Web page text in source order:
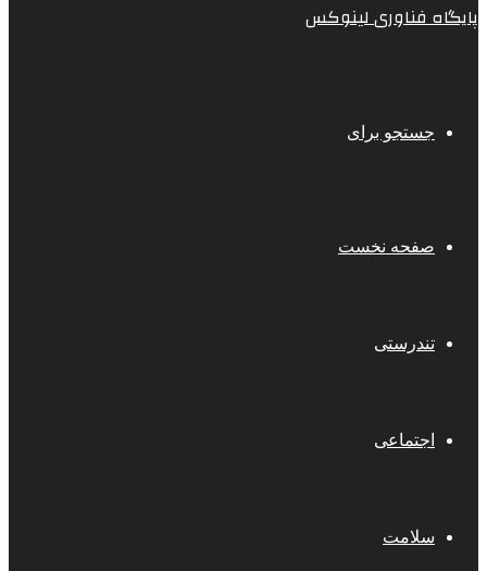
پایگاه فناوری لینوکس
جستجو برای
صفحه نخست
تندرستی
اجتماعی
سلامت